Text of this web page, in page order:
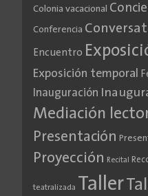
Colonia vacacional
Conferencia
Encuentro
Exposición temporal
Inauguración
Mediación
Presentación
Proyección Recital
teatralizada Taller